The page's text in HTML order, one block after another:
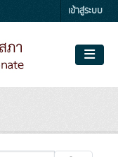
เข้าสู่ระบบ